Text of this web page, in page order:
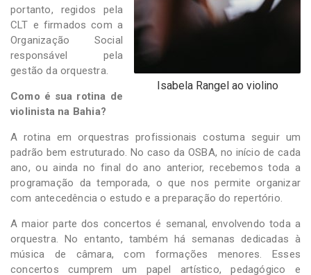
Isabela Rangel ao violino
portanto, regidos pela
CLT e firmados com a
Organização Social
responsável pela
gestão da orquestra.
Como é sua rotina de
violinista na Bahia?
A rotina em orquestras profissionais costuma seguir um
padrão bem estruturado. No caso da OSBA, no início de cada
ano, ou ainda no final do ano anterior, recebemos toda a
programação da temporada, o que nos permite organizar
com antecedência o estudo e a preparação do repertório.
A maior parte dos concertos é semanal, envolvendo toda a
orquestra. No entanto, também há semanas dedicadas à
música de câmara, com formações menores. Esses
concertos cumprem um papel artístico, pedagógico e